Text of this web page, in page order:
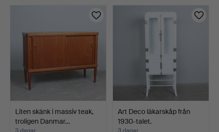
Liten skänk i massiv teak,
troligen Danmar…
3 dagar
Art Deco läkarskåp från
1930-talet.
3 dagar